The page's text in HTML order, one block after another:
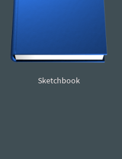
Sketchbook